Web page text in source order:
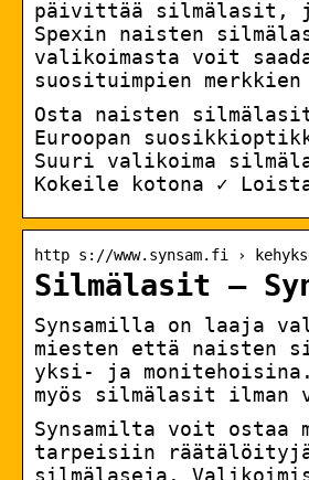
päivittää silmälasit,
Spexin naisten
valikoimasta voit
suosituimpien
Osta naisten
Euroopan
Suuri valikoima
Kokeile kotona ✓
http s://www.synsam.fi ›
Silmälasit –
Synsamilla on laaja
miesten että naisten
yksi- ja
myös silmälasit ilman
Synsamilta voit ostaa
tarpeisiin
silmälaseja.